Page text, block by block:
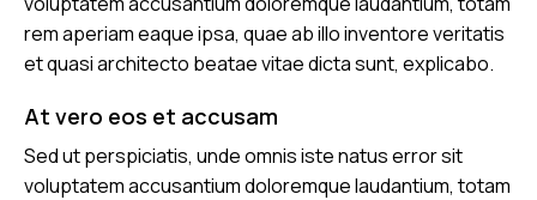
rem aperiam eaque ipsa, quae ab illo inventore veritatis
et quasi architecto beatae vitae dicta sunt, explicabo.
At vero eos et accusam
Sed ut perspiciatis, unde omnis iste natus error sit
voluptatem accusantium doloremque laudantium, totam